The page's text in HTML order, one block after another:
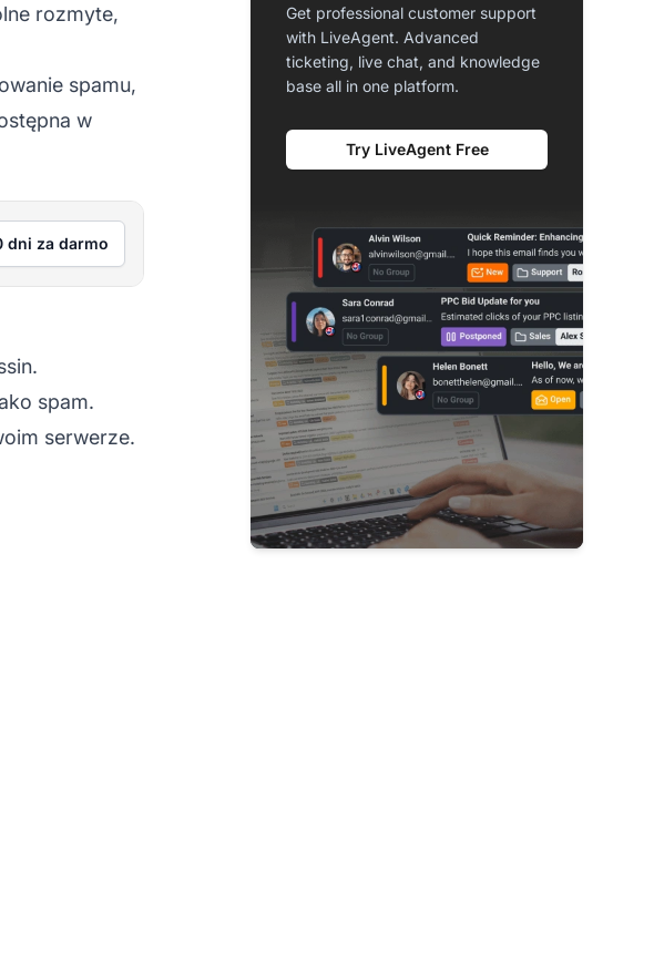
rozmyte,
spamu,
w
dni za darmo
spam.
serwerze.
Get professional customer support
with LiveAgent. Advanced
ticketing, live chat, and knowledge
base all in one platform.
Try LiveAgent Free